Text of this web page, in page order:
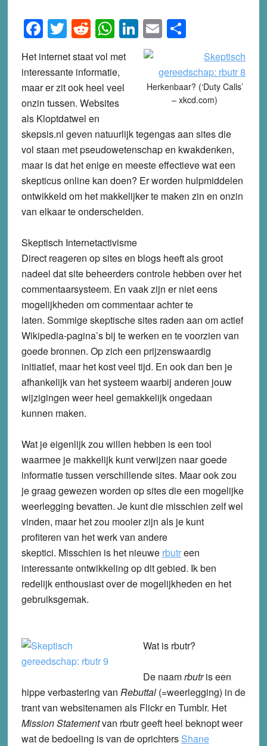
Facebook
Twitter
Reddit
WhatsApp
LinkedIn
EmailShare
Herkenbaar? (‘Duty Calls’
– xkcd.com)
Het internet staat vol met
interessante informatie,
maar er zit ook heel veel
onzin tussen. Websites
als Kloptdatwel en
skepsis.nl geven natuurlijk tegengas aan sites die
vol staan met pseudowetenschap en kwakdenken,
maar is dat het enige en meeste effectieve wat een
skepticus online kan doen? Er worden hulpmiddelen
ontwikkeld om het makkelijker te maken zin en onzin
van elkaar te onderscheiden.
Skeptisch Internetactivisme
Direct reageren op sites en blogs heeft als groot
nadeel dat site beheerders controle hebben over het
commentaarsysteem. En vaak zijn er niet eens
mogelijkheden om commentaar achter te
laten. Sommige skeptische sites raden aan om actief
Wikipedia-pagina’s bij te werken en te voorzien van
goede bronnen. Op zich een prijzenswaardig
initiatief, maar het kost veel tijd. En ook dan ben je
afhankelijk van het systeem waarbij anderen jouw
wijzigingen weer heel gemakkelijk ongedaan
kunnen maken.
Wat je eigenlijk zou willen hebben is een tool
waarmee je makkelijk kunt verwijzen naar goede
informatie tussen verschillende sites. Maar ook zou
je graag gewezen worden op sites die een mogelijke
weerlegging bevatten. Je kunt die misschien zelf wel
vinden, maar het zou mooier zijn als je kunt
profiteren van het werk van andere
skeptici. Misschien is het nieuwe rbutreen
interessante ontwikkeling op dit gebied. Ik ben
redelijk enthousiast over de mogelijkheden en het
gebruiksgemak.
Wat is rbutr?
De naamrbutris een
hippe verbastering van Rebuttal(=weerlegging) in de
trant van websitenamen als Flickr en Tumblr. Het
Mission Statementvan rbutr geeft heel beknopt weer
wat de bedoeling is van de oprichters Shane